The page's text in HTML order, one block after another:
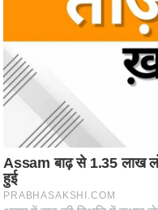
र्म
स्थ
ल
त
त्यो
हा
र